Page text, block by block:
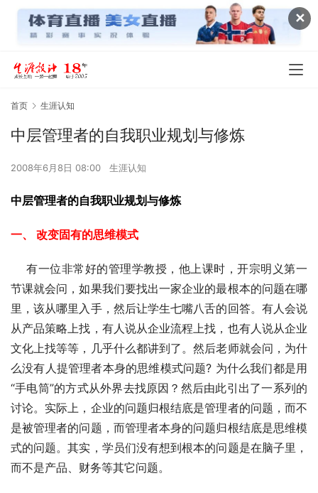
✕
首页 生涯认知
中层管理者的自我职业规划与修炼
2008年6月8日 08:00 生涯认知
中层管理者的自我职业规划与修炼
一、 改变固有的思维模式
有一位非常好的管理学教授，他上课时，开宗明义第一
节课就会问，如果我们要找出一家企业的最根本的问题在哪
里，该从哪里入手，然后让学生七嘴八舌的回答。有人会说
从产品策略上找，有人说从企业流程上找，也有人说从企业
文化上找等等，几乎什么都讲到了。然后老师就会问，为什
么没有人提管理者本身的思维模式问题? 为什么我们都是用
“手电筒”的方式从外界去找原因？然后由此引出了一系列的
讨论。实际上，企业的问题归根结底是管理者的问题，而不
是被管理者的问题，而管理者本身的问题归根结底是思维模
式的问题。其实，学员们没有想到根本的问题是在脑子里，
而不是产品、财务等其它问题。